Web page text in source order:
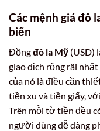
Các mệnh giá đô
biến
Đồngđô la Mỹ (USD)
giao dịch rộng rãi
của nó là điều cần
tiền xu và tiền giấy,
Trên mỗi tờ tiền đều
người dùng dễ dàng